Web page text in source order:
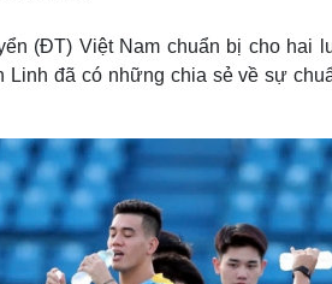
Hậu trường
đình
Văn hóa
Văn học
Âm nhạc
Di sản
(ĐT) Việt Nam chuẩn bị cho hai
Linh đã có những chia sẻ về sự